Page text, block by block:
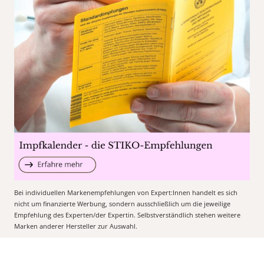
Bei individuellen Markenempfehlungen von Expert:Innen handelt es sich
nicht um finanzierte Werbung, sondern ausschließlich um die jeweilige
Empfehlung des Experten/der Expertin. Selbstverständlich stehen weitere
Marken anderer Hersteller zur Auswahl.